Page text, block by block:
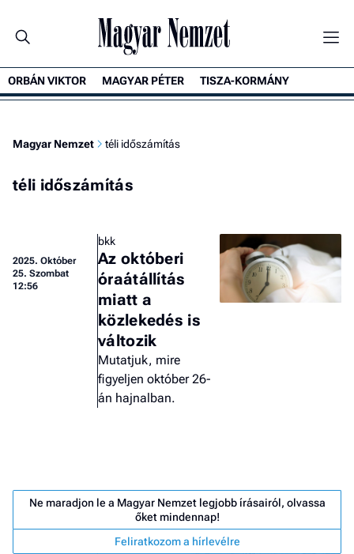
ORBÁN VIKTOR MAGYAR PÉTER TISZA-KORMÁNY
Magyar Nemzet téli időszámítás
téli időszámítás
2025. Október
25. Szombat
12:56
bkk
Az októberi
óraátállítás
miatt a
közlekedés is
változik
Mutatjuk, mire
figyeljen október 26-
án hajnalban.
Ne maradjon le a Magyar Nemzet legjobb írásairól, olvassa
őket mindennap!
Feliratkozom a hírlevélre